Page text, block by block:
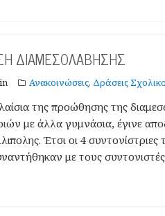
ΔΙΑΜΕΣΟΛΑΒΗΣΗΣ
Ανακοινώσεις, Δράσεις
της προώθησης της
με άλλα γυμνάσια, έγινε
Έτσι οι 4
με τους